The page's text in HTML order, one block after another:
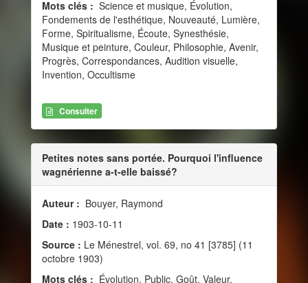
Mots clés : Science et musique, Évolution,
Fondements de l'esthétique, Nouveauté, Lumière,
Forme, Spiritualisme, Écoute, Synesthésie,
Musique et peinture, Couleur, Philosophie, Avenir,
Progrès, Correspondances, Audition visuelle,
Invention, Occultisme
Consulter
Petites notes sans portée. Pourquoi l'influence
wagnérienne a-t-elle baissé?
Auteur : Bouyer, Raymond
Date : 1903-10-11
Source : Le Ménestrel, vol. 69, no 41 [3785] (11
octobre 1903)
Mots clés : Évolution, Public, Goût, Valeur,